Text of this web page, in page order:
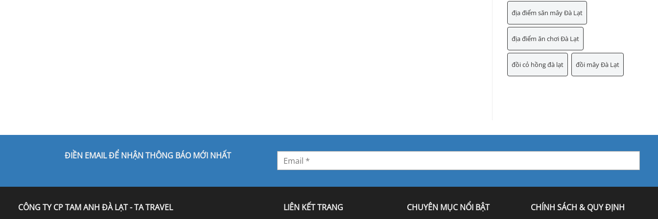
địa điểm săn mây Đà Lạt
địa điểm ăn chơi Đà Lạt
đồi cỏ hồng đà lạt đồi mây Đà Lạt
ĐIỀN EMAIL ĐỂ NHẬN THÔNG BÁO MỚI NHẤT
CÔNG TY CP TAM ANH ĐÀ LẠT - TA TRAVEL LIÊN KẾT TRANG CHUYÊN MỤC NỔI BẬT CHÍNH SÁCH & QUY ĐỊNH